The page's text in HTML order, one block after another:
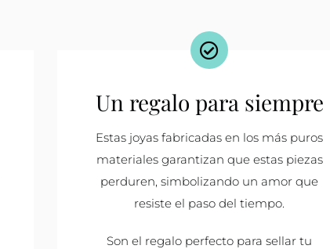
Un regalo para siempre
Estas joyas fabricadas en los más puros
materiales garantizan que estas piezas
perduren, simbolizando un amor que
resiste el paso del tiempo.
Son el regalo perfecto para sellar tu